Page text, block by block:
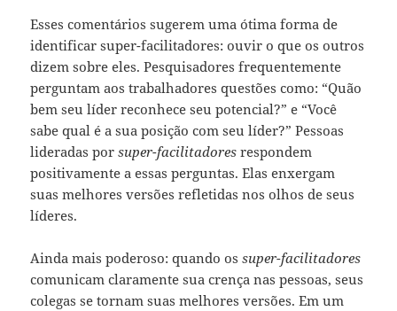
Esses comentários sugerem uma ótima forma de
identificar super-facilitadores: ouvir o que os outros
dizem sobre eles. Pesquisadores frequentemente
perguntam aos trabalhadores questões como: “Quão
bem seu líder reconhece seu potencial?” e “Você
sabe qual é a sua posição com seu líder?” Pessoas
lideradas porsuper-facilitadores respondem
positivamente a essas perguntas. Elas enxergam
suas melhores versões refletidas nos olhos de seus
líderes.
Ainda mais poderoso: quando ossuper-facilitadores
comunicam claramente sua crença nas pessoas, seus
colegas se tornam suas melhores versões. Em um